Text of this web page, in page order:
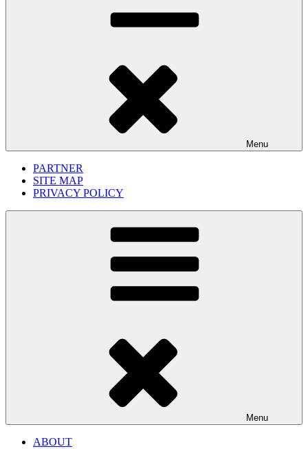
Menu
PARTNER
SITE MAP
PRIVACY POLICY
Menu
ABOUT